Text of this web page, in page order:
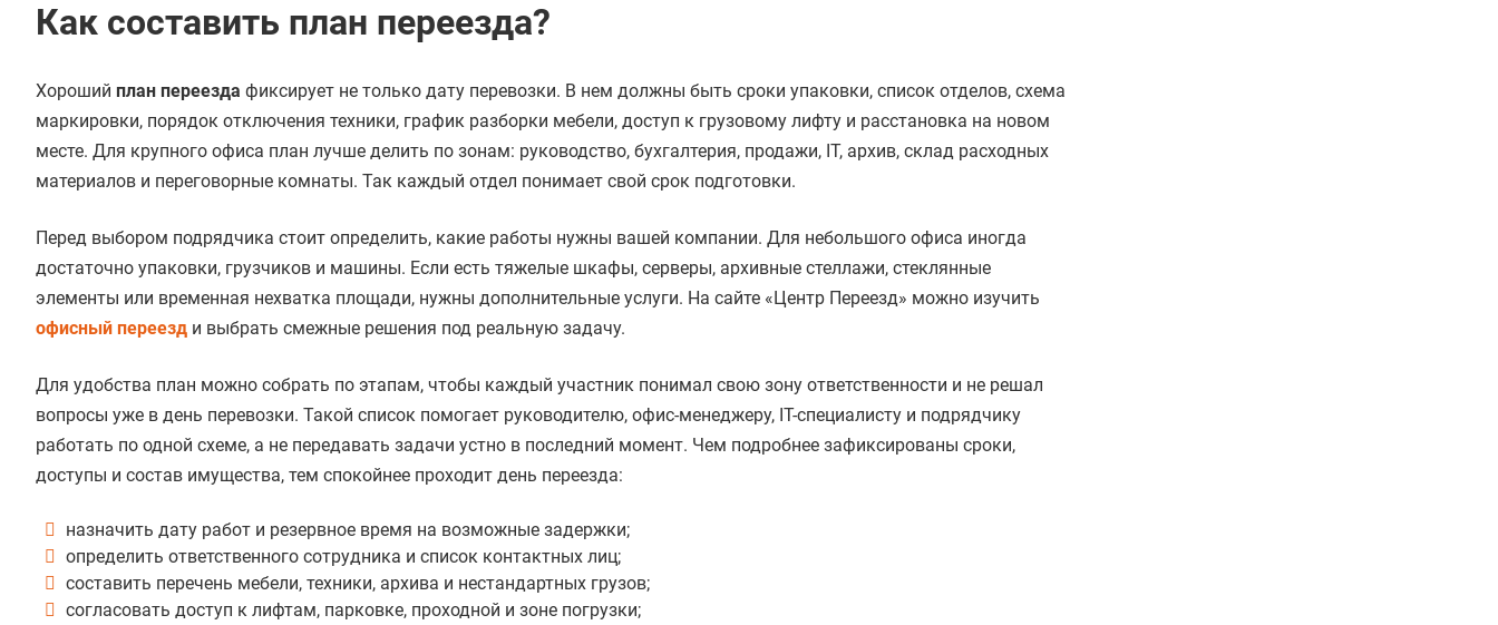
Как составить план переезда?
Хороший план переезда фиксирует не только дату перевозки. В нем должны быть сроки упаковки, список отделов, схема
маркировки, порядок отключения техники, график разборки мебели, доступ к грузовому лифту и расстановка на новом
месте. Для крупного офиса план лучше делить по зонам: руководство, бухгалтерия, продажи, IT, архив, склад расходных
материалов и переговорные комнаты. Так каждый отдел понимает свой срок подготовки.
Перед выбором подрядчика стоит определить, какие работы нужны вашей компании. Для небольшого офиса иногда
достаточно упаковки, грузчиков и машины. Если есть тяжелые шкафы, серверы, архивные стеллажи, стеклянные
элементы или временная нехватка площади, нужны дополнительные услуги. На сайте «Центр Переезд» можно изучить
офисный переезд и выбрать смежные решения под реальную задачу.
Для удобства план можно собрать по этапам, чтобы каждый участник понимал свою зону ответственности и не решал
вопросы уже в день перевозки. Такой список помогает руководителю, офис-менеджеру, IT-специалисту и подрядчику
работать по одной схеме, а не передавать задачи устно в последний момент. Чем подробнее зафиксированы сроки,
доступы и состав имущества, тем спокойнее проходит день переезда:
назначить дату работ и резервное время на возможные задержки;
определить ответственного сотрудника и список контактных лиц;
составить перечень мебели, техники, архива и нестандартных грузов;
согласовать доступ к лифтам, парковке, проходной и зоне погрузки;